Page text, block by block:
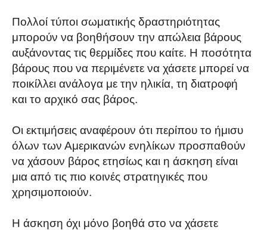
Πολλοί τύποι σωματικής δραστηριότητας
μπορούν να βοηθήσουν την απώλεια βάρους
αυξάνοντας τις θερμίδες που καίτε. Η ποσότητα
βάρους που να περιμένετε να χάσετε μπορεί να
ποικίλλει ανάλογα με την ηλικία, τη διατροφή
και το αρχικό σας βάρος.
Οι εκτιμήσεις αναφέρουν ότι περίπου το ήμισυ
όλων των Αμερικανών ενηλίκων προσπαθούν
να χάσουν βάρος ετησίως και η άσκηση είναι
μια από τις πιο κοινές στρατηγικές που
χρησιμοποιούν.
Η άσκηση όχι μόνο βοηθά στο να χάσετε